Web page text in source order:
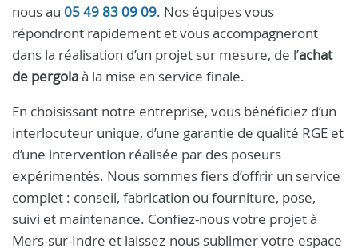
nous au 05 49 83 09 09. Nos équipes vous
répondront rapidement et vous accompagneront
dans la réalisation d’un projet sur mesure, de l’achat
de pergolaà la mise en service finale.
En choisissant notre entreprise, vous bénéficiez d’un
interlocuteur unique, d’une garantie de qualité RGE et
d’une intervention réalisée par des poseurs
expérimentés. Nous sommes fiers d’offrir un service
complet : conseil, fabrication ou fourniture, pose,
suivi et maintenance. Confiez-nous votre projet à
Mers-sur-Indre et laissez-nous sublimer votre espace